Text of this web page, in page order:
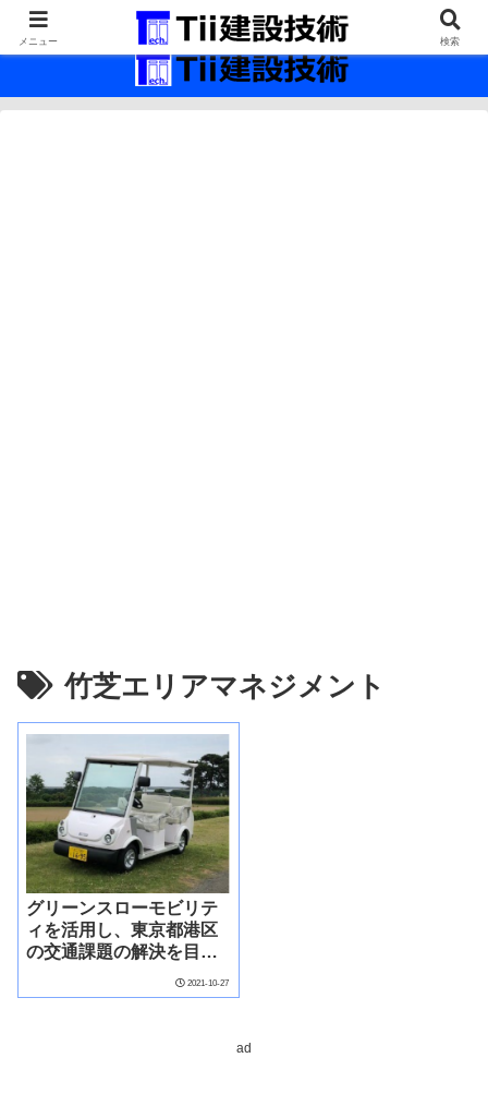
最新の建設技術の情報インフラ。
竹芝エリアマネジメント
グリーンスローモビリテ
ィを活用し、東京都港区
の交通課題の解決を目指
した実証実験を実施 2021-10-27
ad
メニュー 検索